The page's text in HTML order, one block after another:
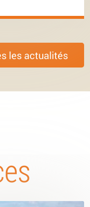
les actualités